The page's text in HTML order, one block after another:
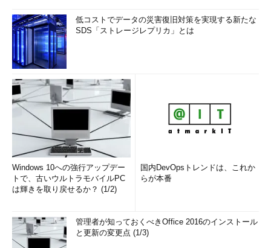
れている）。Win32から呼び出したファイル・システム関連のパ
ラメータにこれらのパス名が含まれていると、それを上書きして
別の場所やファイルへ誘導する。具体的には、次のようなパスが
対象となる。
パス
%windir%\System32
Win32アプリケーションからこのパス
へアクセスすると、実際に
は%windir%\SYSWOW64フォルダへリ
%windir%\lastgood
ダイレクトされる
%windir%\regedit.exe
にするための措置
%windir%\system32\catroot
これらは%windir%\SYSWOW64ディレ
低コストでデータの災害復旧対策を実現する新たな
SDS「ストレージレプリカ」とは
Windows 10への強行アップデー
トで、古いウルトラモバイルPC
は輝きを取り戻せるか？ (1/2)
国内DevOpsトレンドは、これか
らが本番
管理者が知っておくべきOffice 2016のインストール
と更新の変更点 (1/3)